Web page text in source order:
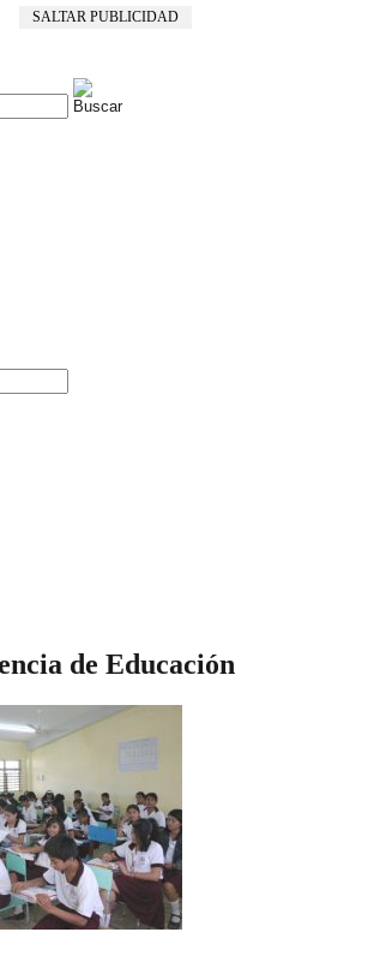
SALTAR PUBLICIDAD
de Educación